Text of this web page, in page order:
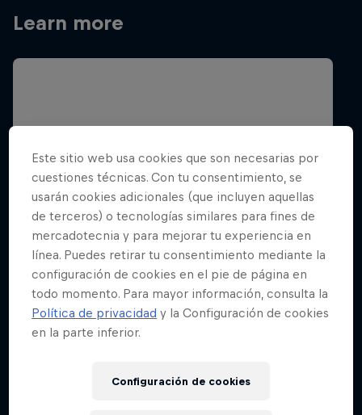
Learn more
Este sitio web usa cookies que son necesarias por
cuestiones técnicas. Con tu consentimiento, se
usarán cookies adicionales (que incluyen aquellas
de terceros) o tecnologías similares para fines de
mercadotecnia y para mejorar tu experiencia en
línea. Puedes retirar tu consentimiento mediante la
configuración de cookies en el pie de página en
todo momento. Para mayor información, consulta la
Política de privacidad y la Configuración de cookies
en la parte inferior.
Configuración de cookies